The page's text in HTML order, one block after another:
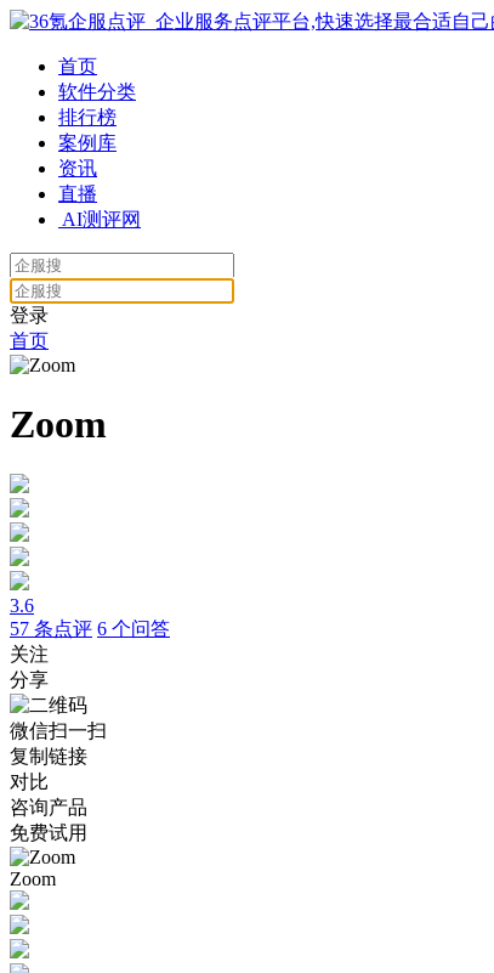
首页
软件分类
排行榜
案例库
资讯
直播
AI测评网
登录
首页
Zoom
3.6
57 条点评 6 个问答
关注
分享
微信扫一扫
复制链接
对比
咨询产品
免费试用
Zoom